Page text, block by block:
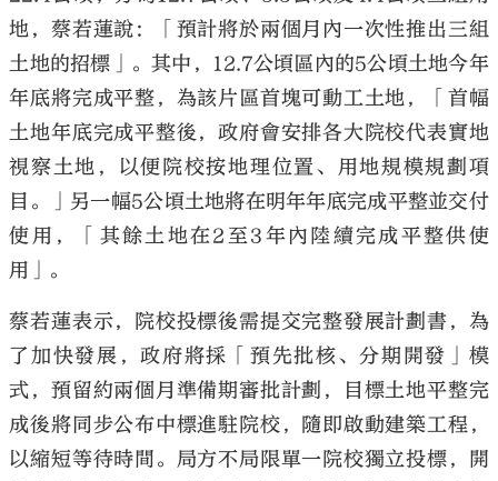
地，蔡若蓮說：「預計將於兩個月內一次性推出三組
土地的招標」。其中，12.7公頃區內的5公頃土地今年
年底將完成平整，為該片區首塊可動工土地，「首幅
土地年底完成平整後，政府會安排各大院校代表實地
視察土地，以便院校按地理位置、用地規模規劃項
目。」另一幅5公頃土地將在明年年底完成平整並交付
使用，「其餘土地在2至3年內陸續完成平整供使
用」。
蔡若蓮表示，院校投標後需提交完整發展計劃書，為
了加快發展，政府將採「預先批核、分期開發」模
式，預留約兩個月準備期審批計劃，目標土地平整完
成後將同步公布中標進駐院校，隨即啟動建築工程，
以縮短等待時間。局方不局限單一院校獨立投標，開